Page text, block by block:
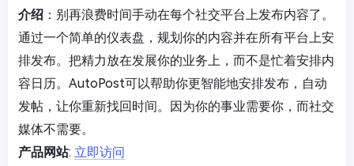
介绍 ：别再浪费时间手动在每个社交平台上发布内容了。
通过一个简单的仪表盘，规划你的内容并在所有平台上安
排发布。把精力放在发展你的业务上，而不是忙着安排内
容日历。AutoPost可以帮助你更智能地安排发布，自动
发帖，让你重新找回时间。因为你的事业需要你，而社交
媒体不需要。
产品网站: 立即访问